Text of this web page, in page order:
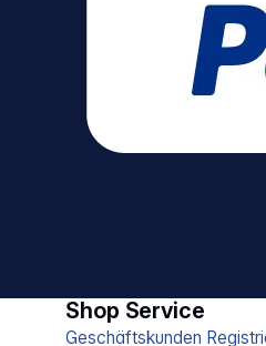
Shop Service
Geschäftskunden